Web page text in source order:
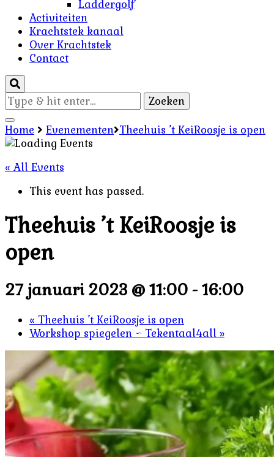
Laddergolf
Activiteiten
Krachtstek kanaal
Over Krachtstek
Contact
Op
zoek
naar
iets?
Home Evenementen Theehuis ’t KeiRoosje is open
« All Events
This event has passed.
Theehuis ’t KeiRoosje is
open
27 januari 2023 @ 11:00 -16:00
« Theehuis ’t KeiRoosje is open
Workshop spiegelen ~ Tekentaal4all »